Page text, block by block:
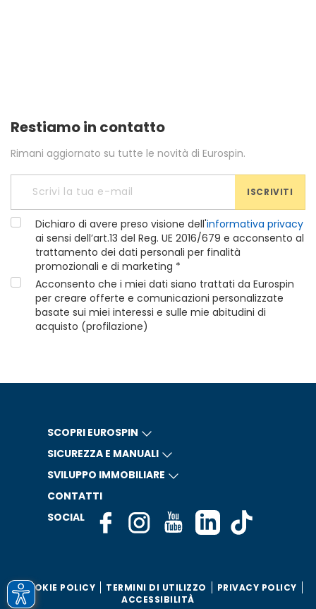
Restiamo in contatto
Rimani aggiornato su tutte le novità di Eurospin.
ISCRIVITI
Dichiaro di avere preso visione dell'informativa privacy
ai sensi dell’art.13 del Reg. UE 2016/679 e acconsento al
trattamento dei dati personali per finalità
promozionali e di marketing *
Acconsento che i miei dati siano trattati da Eurospin
per creare offerte e comunicazioni personalizzate
basate sui miei interessi e sulle mie abitudini di
acquisto (profilazione)
SCOPRI EUROSPIN
SICUREZZA E MANUALI
SVILUPPO IMMOBILIARE
CONTATTI
SOCIAL
COOKIE POLICY TERMINI DI UTILIZZO
PRIVACY POLICY
ACCESSIBILITÀ